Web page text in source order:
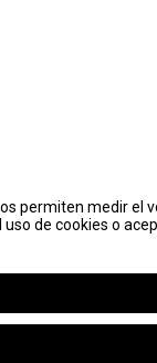
permiten medir el
de cookies o